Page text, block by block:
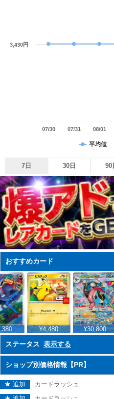
平均値
07/30 07/31 08/01
3,430円
7日 30日 90
おすすめカード
¥4,480 ¥30,800
ステータス 表示する
ショップ別価格情報【PR】
★ 追加 カードラッシュ